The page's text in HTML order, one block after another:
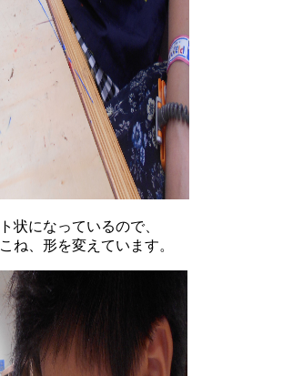
状になっているので、
ね、形を変えています。